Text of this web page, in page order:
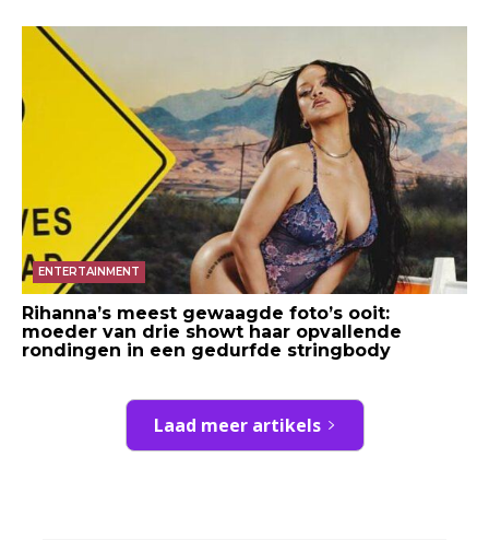
ENTERTAINMENT
Rihanna’s meest gewaagde foto’s ooit:
moeder van drie showt haar opvallende
rondingen in een gedurfde stringbody
Laad meer artikels